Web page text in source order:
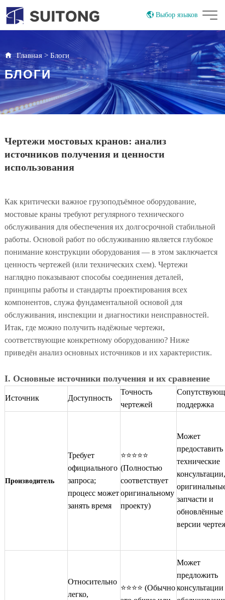
Выбор языков
English
Главная> Блоги
БЛОГИ
Чертежи мостовых кранов: анализ
источников получения и ценности
использования
Как критически важное грузоподъёмное оборудование,
мостовые краны требуют регулярного технического
обслуживания для обеспечения их долгосрочной стабильной
работы. Основой работ по обслуживанию является глубокое
понимание конструкции оборудования — в этом заключается
ценность чертежей (или технических схем). Чертежи
наглядно показывают способы соединения деталей,
принципы работы и стандарты проектирования всех
компонентов, служа фундаментальной основой для
обслуживания, инспекции и диагностики неисправностей.
Итак, где можно получить надёжные чертежи,
соответствующие конкретному оборудованию? Ниже
приведён анализ основных источников и их характеристик.
I. Основные источники получения и их сравнение
Источник Доступность
Точность
чертежей
поддержка
Производитель
Требует
официального
запроса;
процесс может
занять время
⭐⭐⭐⭐⭐
(Полностью
соответствует
оригинальному
проекту)
Может
предоставить
технические
консультации,
запчасти и
обновлённые
версии
Относительно
легко,
⭐⭐⭐⭐ (Обычно
Может
предложить